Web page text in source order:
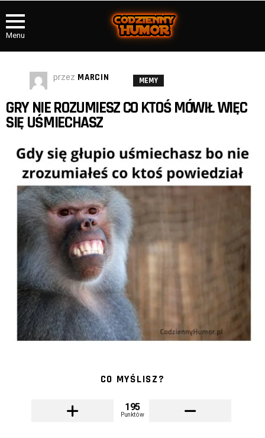
Menu
przez MARCIN MEMY
GRY NIE ROZUMIESZ CO KTOŚ MÓWIŁ WIĘC
SIĘ UŚMIECHASZ
CO MYŚLISZ?
195
Punktów